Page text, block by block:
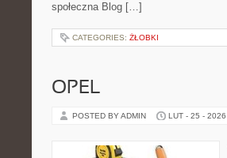
społeczna Blog […]
CATEGORIES: ŻŁOBKI
OPEL
POSTED BY ADMIN LUT - 25 - 2026